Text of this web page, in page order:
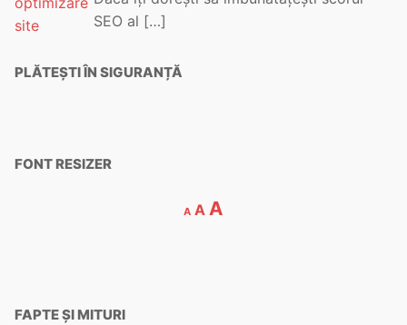
SEO al […]
PLĂTEȘTI ÎN SIGURANȚĂ
FONT RESIZER
A
Decrease
font
A Reset
A
FAPTE ȘI MITURI